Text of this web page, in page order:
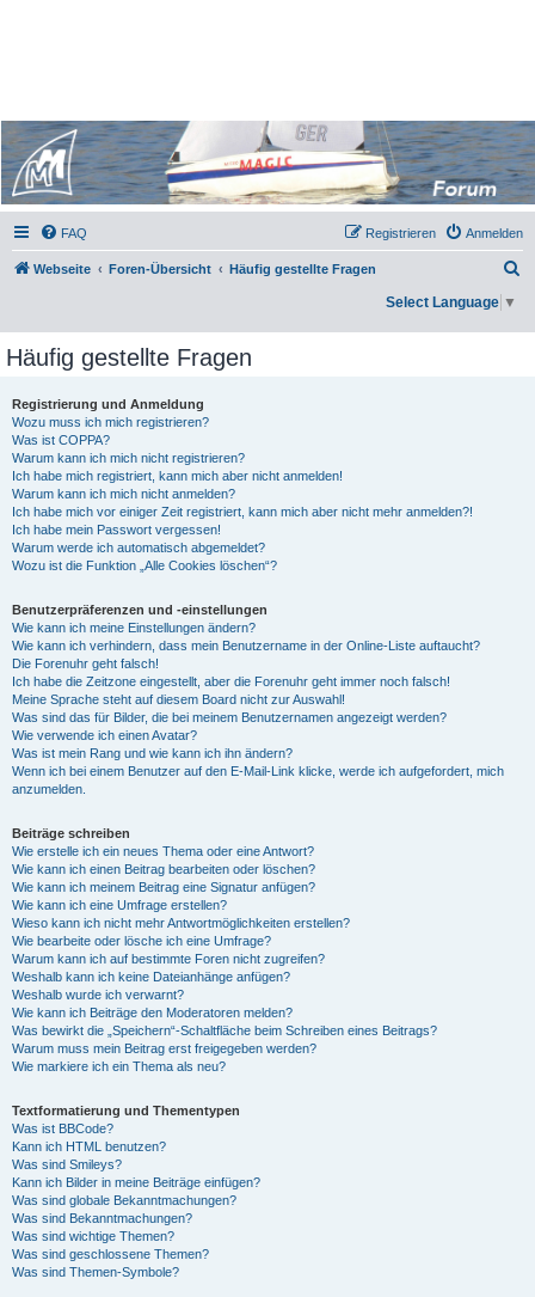
FAQ Anmelden
Registrieren
Webseite Foren-Übersicht Häufig gestellte Fragen
Select Language ▼
Häufig gestellte Fragen
Registrierung und Anmeldung
Wozu muss ich mich registrieren?
Was ist COPPA?
Warum kann ich mich nicht registrieren?
Ich habe mich registriert, kann mich aber nicht anmelden!
Warum kann ich mich nicht anmelden?
Ich habe mich vor einiger Zeit registriert, kann mich aber nicht mehr anmelden?!
Ich habe mein Passwort vergessen!
Warum werde ich automatisch abgemeldet?
Wozu ist die Funktion „Alle Cookies löschen“?
Benutzerpräferenzen und -einstellungen
Wie kann ich meine Einstellungen ändern?
Wie kann ich verhindern, dass mein Benutzername in der Online-Liste auftaucht?
Die Forenuhr geht falsch!
Ich habe die Zeitzone eingestellt, aber die Forenuhr geht immer noch falsch!
Meine Sprache steht auf diesem Board nicht zur Auswahl!
Was sind das für Bilder, die bei meinem Benutzernamen angezeigt werden?
Wie verwende ich einen Avatar?
Was ist mein Rang und wie kann ich ihn ändern?
Wenn ich bei einem Benutzer auf den E-Mail-Link klicke, werde ich aufgefordert, mich
anzumelden.
Beiträge schreiben
Wie erstelle ich ein neues Thema oder eine Antwort?
Wie kann ich einen Beitrag bearbeiten oder löschen?
Wie kann ich meinem Beitrag eine Signatur anfügen?
Wie kann ich eine Umfrage erstellen?
Wieso kann ich nicht mehr Antwortmöglichkeiten erstellen?
Wie bearbeite oder lösche ich eine Umfrage?
Warum kann ich auf bestimmte Foren nicht zugreifen?
Weshalb kann ich keine Dateianhänge anfügen?
Weshalb wurde ich verwarnt?
Wie kann ich Beiträge den Moderatoren melden?
Was bewirkt die „Speichern“-Schaltfläche beim Schreiben eines Beitrags?
Warum muss mein Beitrag erst freigegeben werden?
Wie markiere ich ein Thema als neu?
Textformatierung und Thementypen
Was ist BBCode?
Kann ich HTML benutzen?
Was sind Smileys?
Kann ich Bilder in meine Beiträge einfügen?
Was sind globale Bekanntmachungen?
Was sind Bekanntmachungen?
Was sind wichtige Themen?
Was sind geschlossene Themen?
Was sind Themen-Symbole?